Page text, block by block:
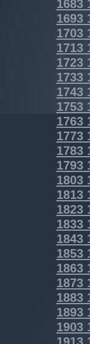
1683
1693
1703
1713
1723
1733
1743
1753
1763
1773
1783
1793
1803
1813
1823
1833
1843
1853
1863
1873
1883
1893
1903